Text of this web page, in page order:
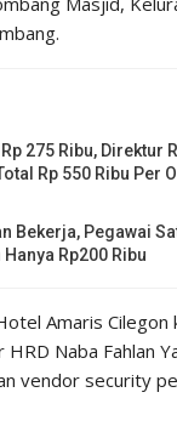
275 Ribu, Direktur
Rp 550 Ribu Per
Bekerja, Pegawai
Rp200 Ribu
Amaris Cilegon
Naba Fahlan
vendor security